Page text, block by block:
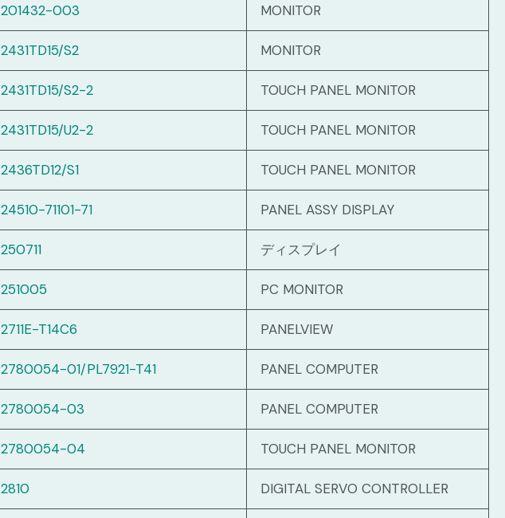
201432-003 MONITOR
2431TD15/S2 MONITOR
2431TD15/S2-2 TOUCH PANEL MONITOR
2431TD15/U2-2 TOUCH PANEL MONITOR
2436TD12/S1 TOUCH PANEL MONITOR
24510-71101-71 PANEL ASSY DISPLAY
250711 ディスプレイ
251005 PC MONITOR
2711E-T14C6 PANELVIEW
2780054-01/PL7921-T41 PANEL COMPUTER
2780054-03 PANEL COMPUTER
2780054-04 TOUCH PANEL MONITOR
2810 DIGITAL SERVO CONTROLLER